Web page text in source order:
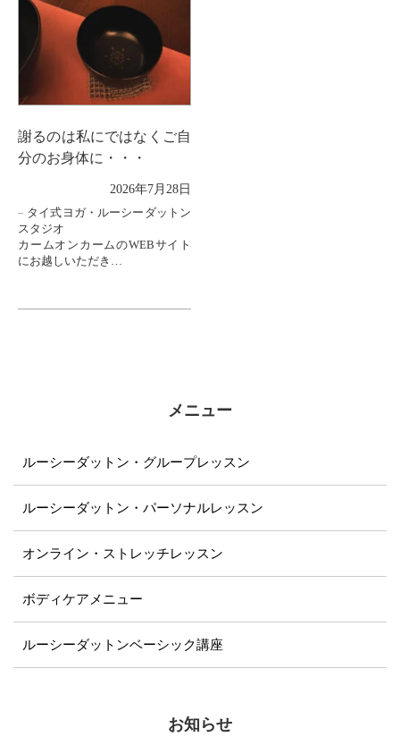
謝るのは私にではなくご自
分のお身体に・・・
2026年7月28日
タイ式ヨガ・ルーシーダットン
スタジオ
カームオンカームのWEBサイト
にお越しいただき
ルーシーダットンには
メニュー
ルーシーダットン・グループレッスン
ルーシーダットン・パーソナルレッスン
オンライン・ストレッチレッスン
ボディケアメニュー
ルーシーダットンベーシック講座
お知らせ